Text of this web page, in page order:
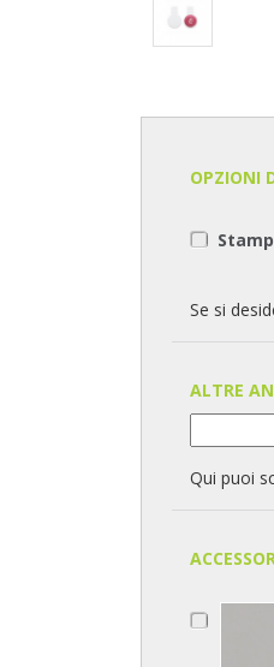
OPZIONI
Se si
ALTRE
Qui puoi